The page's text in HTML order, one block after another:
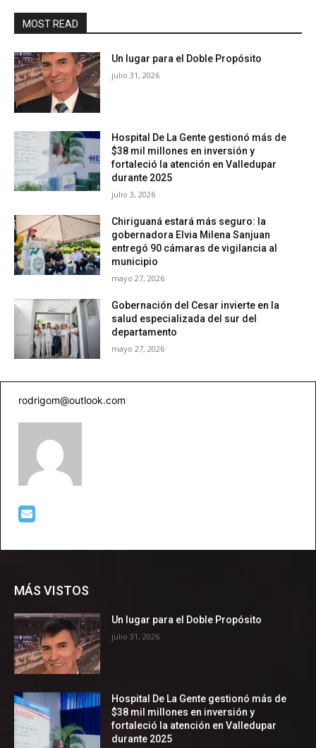
MOST READ
Un lugar para el Doble Propósito
julio 31, 2026
Hospital De La Gente gestionó más de
$38 mil millones en inversión y
fortaleció la atención en Valledupar
durante 2025
julio 3, 2026
Chiriguaná estará más seguro: la
gobernadora Elvia Milena Sanjuan
entregó 90 cámaras de vigilancia al
municipio
mayo 27, 2026
Gobernación del Cesar invierte en la
salud especializada del sur del
departamento
mayo 27, 2026
rodrigom@outlook.com
MÁS VISTOS
Un lugar para el Doble Propósito
julio 31, 2026
Hospital De La Gente gestionó más de
$38 mil millones en inversión y
fortaleció la atención en Valledupar
durante 2025